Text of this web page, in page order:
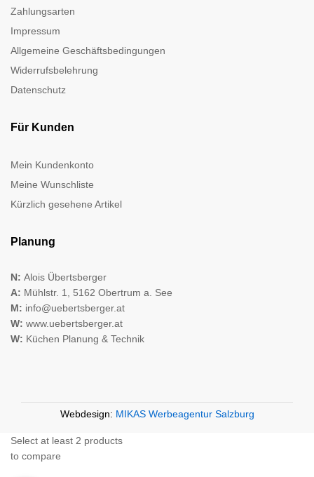
Zahlungsarten
Impressum
Allgemeine Geschäftsbedingungen
Widerrufsbelehrung
Datenschutz
Für Kunden
Mein Kundenkonto
Meine Wunschliste
Kürzlich gesehene Artikel
Planung
N: Alois Übertsberger
A: Mühlstr. 1, 5162 Obertrum a. See
M: info@uebertsberger.at
W: www.uebertsberger.at
W: Küchen Planung & Technik
Webdesign: MIKAS Werbeagentur Salzburg
Select at least 2 products
to compare